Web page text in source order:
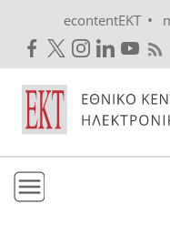
econtentEKT •